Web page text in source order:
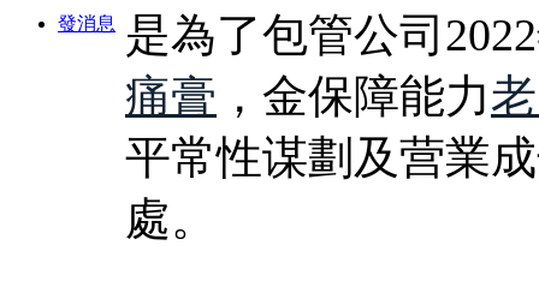
發消息
是為了包管公司
痛膏 ，金保障能力
平常性谋劃及营業
處。